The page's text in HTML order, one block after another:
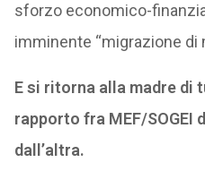
sforzo economico-
imminente “migrazione di
E si ritorna alla madre di
rapporto fra MEF/SOGEI
dall’altra.